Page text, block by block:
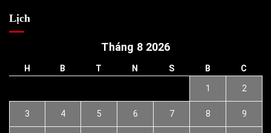
Lịch
Tháng 8 2026
H B T N S B C
1 2
3 4 5 6 7 8 9